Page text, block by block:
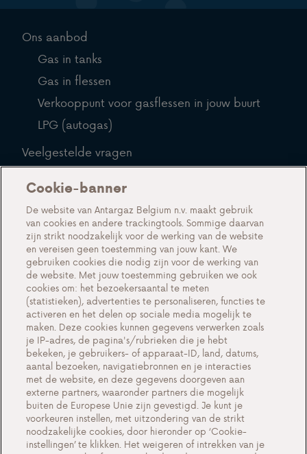
Ons aanbod
Gas in tanks
Gas in flessen
Verkooppunt voor gasflessen in jouw buurt
LPG (autogas)
Veelgestelde vragen
Blog
Over ons
Maak kennis met Antargaz
Een duurzame toekomst
Testimonials
Acties
Events
Werken bij Antargaz
Contact
Cookie-instellingen
Belangrijke documenten en algemene
Cookie-banner
De website van Antargaz Belgium n.v. maakt gebruik
van cookies en andere trackingtools. Sommige daarvan
zijn strikt noodzakelijk voor de werking van de website
en vereisen geen toestemming van jouw kant. We
gebruiken cookies die nodig zijn voor de werking van
de website. Met jouw toestemming gebruiken we ook
cookies om: het bezoekersaantal te meten
(statistieken), advertenties te personaliseren, functies te
activeren en het delen op sociale media mogelijk te
maken. Deze cookies kunnen gegevens verwerken zoals
je IP-adres, de pagina's/rubrieken die je hebt
bekeken, je gebruikers- of apparaat-ID, land, datums,
aantal bezoeken, navigatiebronnen en je interacties
met de website, en deze gegevens doorgeven aan
externe partners, waaronder partners die mogelijk
buiten de Europese Unie zijn gevestigd. Je kunt je
voorkeuren instellen, met uitzondering van de strikt
noodzakelijke cookies, door hieronder op ‘Cookie-
instellingen’ te klikken. Het weigeren of intrekken van je